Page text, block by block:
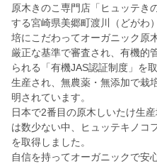
原木きのこ専門店「ヒュッテき
する宮崎県美郷町渡川（どがわ
培にこだわってオーガニック原
厳正な基準で審査され、有機的
られる「有機JAS認証制度」を
生産され、無農薬・無添加で栽
明されています。
日本で2番目の原木しいたけ生
は数少ない中、ヒュッテキノコ
を取得しました。
自信を持ってオーガニックで安